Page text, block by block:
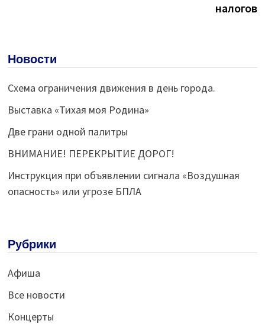
налогов
Новости
Схема ограничения движения в день города.
Выставка «Тихая моя Родина»
Две грани одной палитры
ВНИМАНИЕ! ПЕРЕКРЫТИЕ ДОРОГ!
Инструкция при объявлении сигнала «Воздушная
опасность» или угрозе БПЛА
Рубрики
Афиша
Все новости
Концерты